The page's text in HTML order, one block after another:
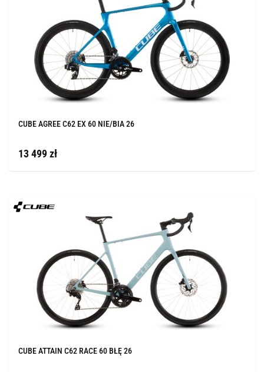
CUBE AGREE C62 EX 60 NIE/BIA 26
13 499 zł
CUBE ATTAIN C62 RACE 60 BŁĘ 26